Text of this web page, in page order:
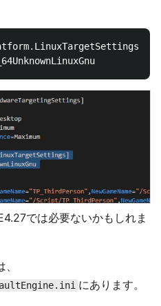
では必要ないかもしれま
にあります。